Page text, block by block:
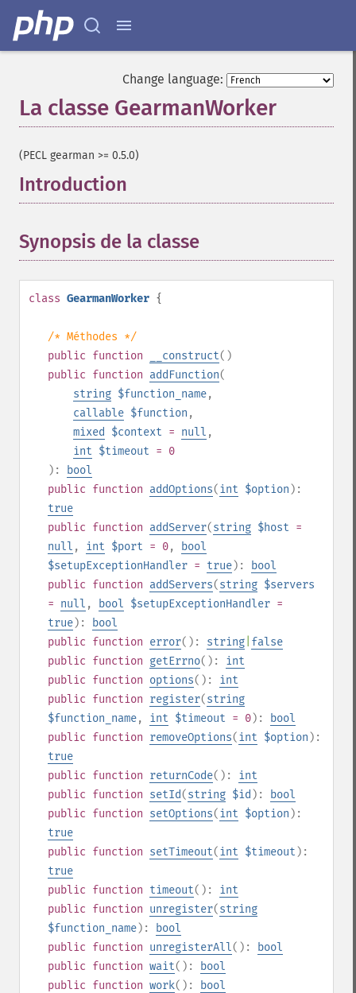
Change language:
La classe GearmanWorker
(PECL gearman >= 0.5.0)
Introduction
Synopsis de la classe
class GearmanWorker {
/* Méthodes */
public function __construct()
public function addFunction(
string $function_name,
callable $function ,
mixed
$context = null ,
int $timeout = 0
):
bool
public function addOptions(int $option ):
true
public function addServer(string $host =
null , int $port = 0,
bool
$setupExceptionHandler = true):
bool
public function addServers(string $servers
= null , bool $setupExceptionHandler =
true):
bool
public function error(): string false
public function getErrno(): int
public function options(): int
public function register(string
$function_name, int $timeout = 0):
bool
public function removeOptions(int $option ):
true
public function returnCode(): int
public function setId(string $id ):
bool
public function setOptions(int $option ):
true
public function setTimeout(int $timeout ):
true
public function timeout(): int
public function unregister(string
$function_name):
bool
public function unregisterAll():
bool
public function wait():
bool
public function work():
bool